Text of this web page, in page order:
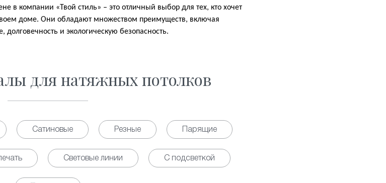
в компании «Твой стиль» – это отличный выбор для тех, кто хочет
доме. Они обладают множеством преимуществ, включая
и экологическую безопасность.
для натяжных потолков
Сатиновые Резные Парящие
Световые линии С подсветкой